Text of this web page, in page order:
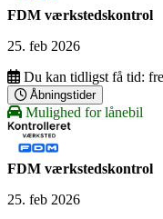
FDM værkstedskontrol
25. feb 2026
Du kan tidligst få tid:
Åbningstider
Mulighed for lånebil
FDM værkstedskontrol
25. feb 2026